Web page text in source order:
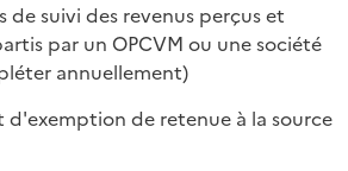
de suivi des revenus perçus et
par un OPCVM ou une société
annuellement)
d'exemption de retenue à la source